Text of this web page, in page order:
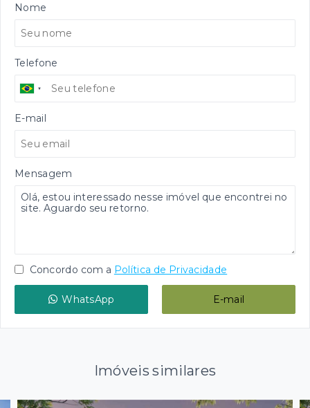
Nome
Telefone
E-mail
Mensagem
Concordo com a Política de Privacidade
WhatsApp E-mail
Imóveis similares